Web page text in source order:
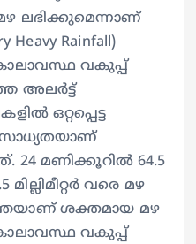
ലഭിക്കുമെന്നാണ്
Rainfall)
വകുപ്പ്
അലർട്ട്
ഒറ്റപ്പെട്ട
24 മണിക്കൂറിൽ 64.5
മില്ലിമീറ്റർ വരെ മഴ
ശക്തമായ മഴ
വകുപ്പ്